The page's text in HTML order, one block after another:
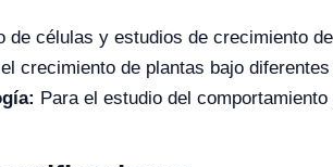
de células y estudios de crecimiento
crecimiento de plantas bajo
Para el estudio del